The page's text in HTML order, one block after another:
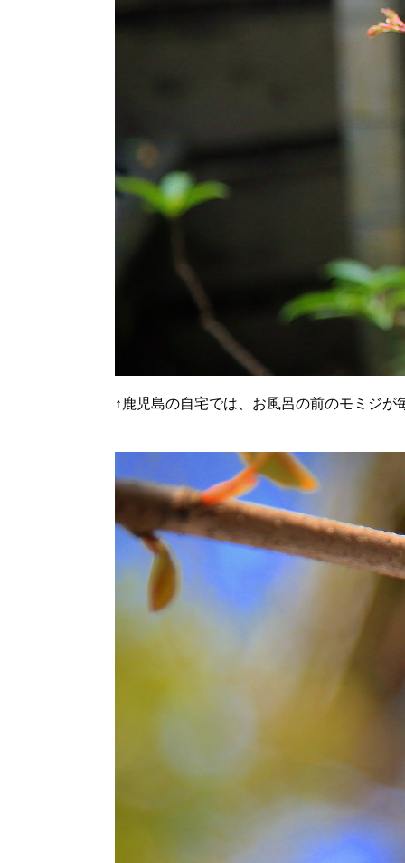
↑ 鹿児島の自宅では、お風呂の前のモミジ